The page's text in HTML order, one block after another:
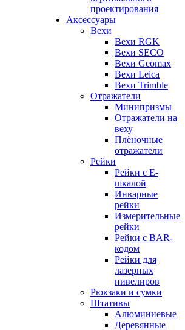
проектирования
Аксессуары
Вехи
Вехи RGK
Вехи SECO
Вехи Geomax
Вехи Leica
Вехи Trimble
Отражатели
Минипризмы
Отражатели на
веху
Плёночные
отражатели
Рейки
Рейки с E-
шкалой
Инварные
рейки
Измерительные
рейки
Рейки с BAR-
кодом
Рейки для
лазерных
нивелиров
Рюкзаки и сумки
Штативы
Алюминиевые
Деревянные